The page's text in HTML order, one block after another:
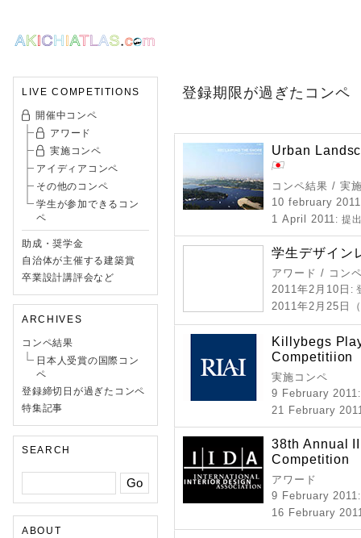
LIVE COMPETITIONS
開催中コンペ
アワード
実施コンペ
アイディアコンペ
その他のコンペ
学生が参加できるコン
ペ
助成・奨学金
自治体が主催する建築賞
卒業設計講評会など
ARCHIVES
コンペ結果
日本人受賞の国際コン
ペ
登録締切日が過ぎたコンペ
特集記事
SEARCH
ABOUT
登録期限が過ぎたコンペ
Urban
コンペ結果 / 実
10 february 2011
1 April 2011: 提
学生デザイン
アワード / コン
2011年2月10日 :
2011年2月25日
Killybegs
Competitiion
実施コンペ
9 February 2011
21 February
38th Annual
Competition
アワード
9 February 2011
16 February